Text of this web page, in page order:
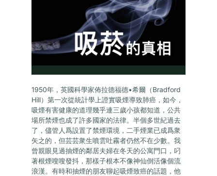
1950年，英國科學家佈拉德福德•希爾（Bradford
Hill）第一次從統計學上證實吸煙導致肺癌，如今，
吸煙有害健康的道理幾乎連三歲小孩都知道，公共
場所禁煙也成了許多國家的法律。半個多世紀過去
了，儘管人爲設置了禁煙環境，二手煙業已成爲衆
矢之的，但芸芸衆生噴雲吐霧者仍然不在少數。我
曾親眼見過抽煙的鄰居夫婦在冬天的公寓門口，叼
著根煙嗖嗖發抖，那樣子根本不像神仙倒活像個流
浪漢。有時和抽煙的朋友聊起吸煙致癌的話題，他